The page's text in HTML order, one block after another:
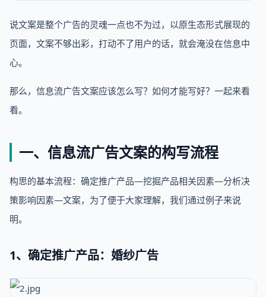
说文案是整个广告的灵魂一点也不为过，以原生态形式展现的
页面，文案不够出彩，打动不了用户的话，就会淹没在信息中
心。
那么，信息流广告文案应该怎么写？如何才能写好？一起来看
看。
一、信息流广告文案的构写流程
构思的基本流程：确定推广产品—挖掘产品相关因素—分析决
策影响因素—文案，为了便于大家理解，我们通过例子来说
明。
1、确定推广产品：婚纱广告